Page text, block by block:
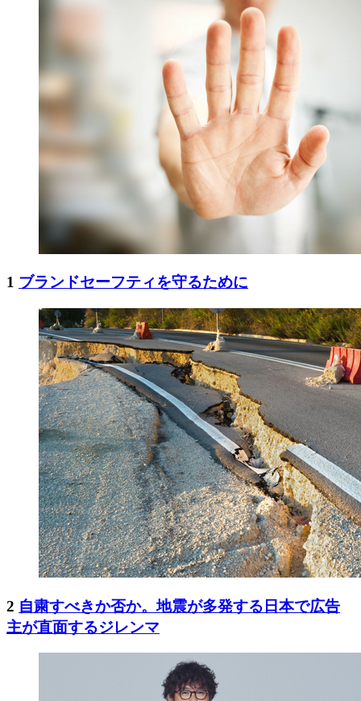
1 ブランドセーフティを守るために
2 自粛すべきか否か。地震が多発する日本で広告
主が直面するジレンマ